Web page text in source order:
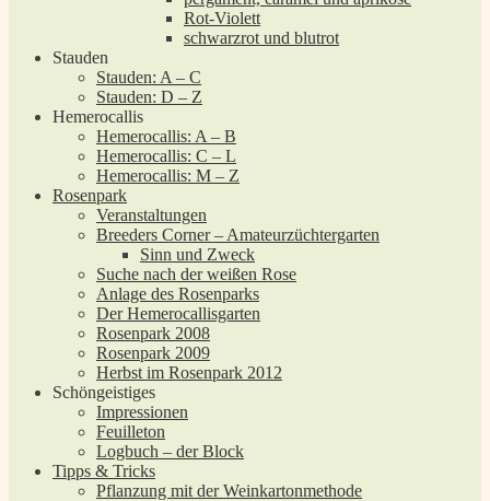
Rot-Violett
schwarzrot und blutrot
Stauden
Stauden: A – C
Stauden: D – Z
Hemerocallis
Hemerocallis: A – B
Hemerocallis: C – L
Hemerocallis: M – Z
Rosenpark
Veranstaltungen
Breeders Corner – Amateurzüchtergarten
Sinn und Zweck
Suche nach der weißen Rose
Anlage des Rosenparks
Der Hemerocallisgarten
Rosenpark 2008
Rosenpark 2009
Herbst im Rosenpark 2012
Schöngeistiges
Impressionen
Feuilleton
Logbuch – der Block
Tipps & Tricks
Pflanzung mit der Weinkartonmethode